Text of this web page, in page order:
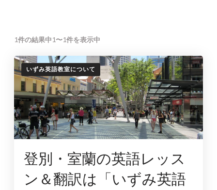
1件の結果中1〜1件を表示中
いずみ英語教室について
登別・室蘭の英語レッス
ン＆翻訳は「いずみ英語